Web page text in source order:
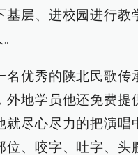
基层、进校园进行教
名优秀的陕北民歌传
外地学员他还免费提
就尽心尽力的把演唱
位、咬字、吐字、头